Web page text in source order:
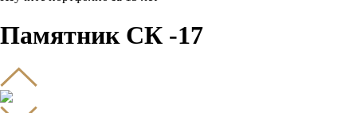
Памятник СК -17